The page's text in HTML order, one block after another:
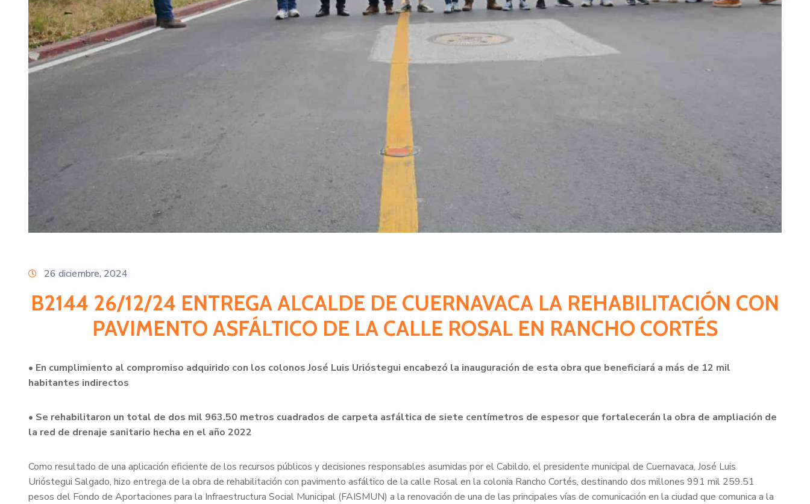
26 diciembre, 2024
B2144 26/12/24 ENTREGA ALCALDE DE CUERNAVACA LA REHABILITACIÓN CON
PAVIMENTO ASFÁLTICO DE LA CALLE ROSAL EN RANCHO CORTÉS
• En cumplimiento al compromiso adquirido con los colonos José Luis Urióstegui encabezó la inauguración de esta obra que beneficiará a más de 12 mil
habitantes indirectos
• Se rehabilitaron un total de dos mil 963.50 metros cuadrados de carpeta asfáltica de siete centímetros de espesor que fortalecerán la obra de ampliación de
la red de drenaje sanitario hecha en el año 2022
Como resultado de una aplicación eficiente de los recursos públicos y decisiones responsables asumidas por el Cabildo, el presidente municipal de Cuernavaca, José Luis
Urióstegui Salgado, hizo entrega de la obra de rehabilitación con pavimento asfáltico de la calle Rosal en la colonia Rancho Cortés, destinando dos millones 991 mil 259.51
pesos del Fondo de Aportaciones para la Infraestructura Social Municipal (FAISMUN) a la renovación de una de las principales vías de comunicación en la ciudad que comunica a la